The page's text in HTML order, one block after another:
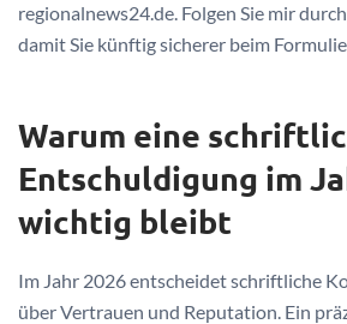
regionalnews24.de. Folgen Sie mir
damit Sie künftig sicherer beim
Warum eine
Entschuldigung im
wichtig bleibt
Im Jahr 2026 entscheidet schriftliche
über Vertrauen und Reputation. Ein